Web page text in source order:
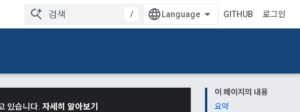
/ GITHUB 로그인
이 페이지의 내용
요약
있습니다. 자세히 알아보기